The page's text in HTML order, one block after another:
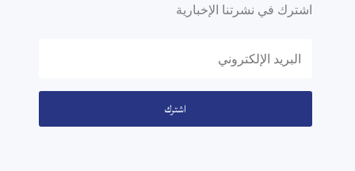
اشترك في نشرتنا الإخبارية
اشترك